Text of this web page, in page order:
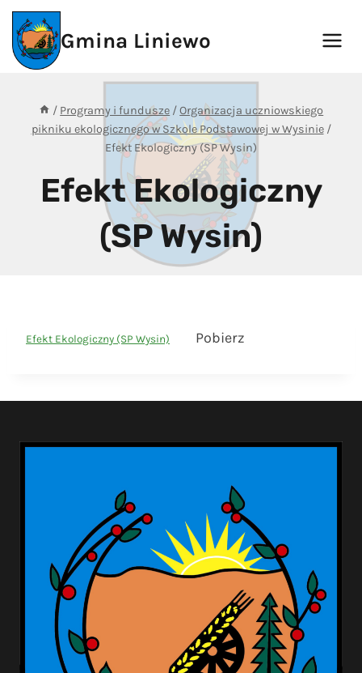
Przejdź
treści
Gmina Liniewo
/ Programy i fundusze /Organizacja uczniowskiego
pikniku ekologicznego w Szkole Podstawowej w Wysinie /
Efekt Ekologiczny (SP Wysin)
Efekt Ekologiczny
(SP Wysin)
Efekt Ekologiczny (SP Wysin) Pobierz